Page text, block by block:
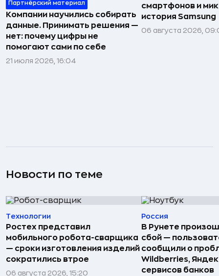
Партнёрский материал
Компании научились собирать
данные. Принимать решения —
нет: почему цифры не
помогают сами по себе
21 июля 2026, 16:04
смартфонов и
история Samsung
06 августа 2026,
Новости по теме
Технологии
Ростех представил
мобильного робота-сварщика
— сроки изготовления изделий
сократились втрое
06 августа 2026, 15:20
Россия
В Рунете
сбой —
сообщили о
Wildberries,
сервисов банков